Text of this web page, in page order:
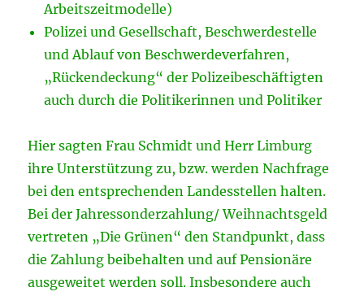
Arbeitszeitmodelle)
Polizei und Gesellschaft, Beschwerdestelle
und Ablauf von Beschwerdeverfahren,
„Rückendeckung“ der Polizeibeschäftigten
auch durch die Politikerinnen und Politiker
Hier sagten Frau Schmidt und Herr Limburg
ihre Unterstützung zu, bzw. werden Nachfrage
bei den entsprechenden Landesstellen halten.
Bei der Jahressonderzahlung/ Weihnachtsgeld
vertreten „Die Grünen“ den Standpunkt, dass
die Zahlung beibehalten und auf Pensionäre
ausgeweitet werden soll. Insbesondere auch